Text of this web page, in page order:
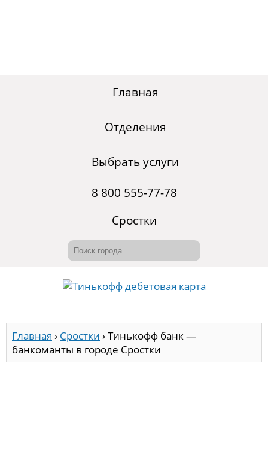
Главная
Отделения
Выбрать услуги
8 800 555-77-78
Сростки
Главная › Сростки ›Тинькофф банк —
банкоманты в городе Сростки